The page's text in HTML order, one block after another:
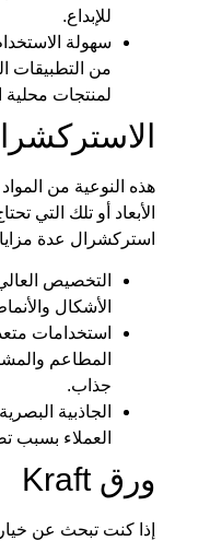
للإبداع.
سهولة
من التطبيقات
لمنتجات محلية
هذه النوعية من
الأبعاد أو تلك
استركشرال عدة
التخصيص
الأشكال
استخدامات
المطاعم
جذاب.
الجاذبية
العملاء بسبب
ورق Kraft
إذا كنت تبحث عن